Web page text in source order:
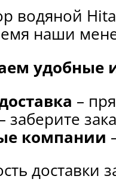
водяной
наши
удобные
–
заберите
компании
доставки